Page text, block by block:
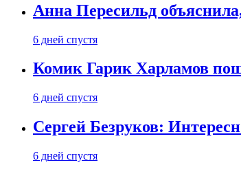
Анна Пересильд
6 дней спустя
Комик Гарик Харламов
6 дней спустя
Сергей Безруков:
6 дней спустя